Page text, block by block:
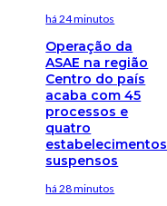
há 24 minutos
Operação da
ASAE na região
Centro do país
acaba com 45
processos e
quatro
estabelecimentos
suspensos
há 28 minutos